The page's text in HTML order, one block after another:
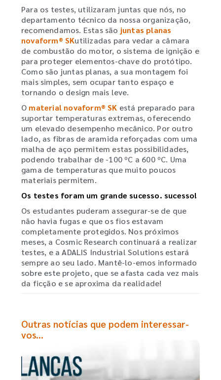
Para os testes, utilizaram juntas que nós, no
departamento técnico da nossa organização,
recomendamos. Estas são juntas planas
novaform® SKutilizadas para vedar a câmara
de combustão do motor, o sistema de ignição e
para proteger elementos-chave do protótipo.
Como são juntas planas, a sua montagem foi
mais simples, sem ocupar tanto espaço e
tornando o design mais leve.
O material novaform® SK está preparado para
suportar temperaturas extremas, oferecendo
um elevado desempenho mecânico. Por outro
lado, as fibras de aramida reforçadas com uma
malha de aço permitem estas possibilidades,
podendo trabalhar de -100 ºC a 600 ºC. Uma
gama de temperaturas que muito poucos
materiais permitem.
Os testes foram um grande sucesso. sucesso!
Os estudantes puderam assegurar-se de que
não havia fugas e que os fios estavam
completamente protegidos. Nos próximos
meses, a Cosmic Research continuará a realizar
testes, e a ADALIS Industrial Solutions estará
sempre ao seu lado. Mantê-lo-emos informado
sobre este projeto, que se afasta cada vez mais
da ficção e se aproxima da realidade!
Outras notícias que podem interessar-
vos...